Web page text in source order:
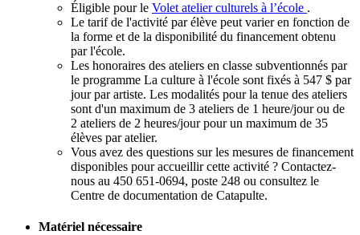
Éligible pour le Volet atelier culturels à l’école .
Le tarif de l'activité par élève peut varier en fonction de
la forme et de la disponibilité du financement obtenu
par l'école.
Les honoraires des ateliers en classe subventionnés par
le programme La culture à l'école sont fixés à 547 $ par
jour par artiste. Les modalités pour la tenue des ateliers
sont d'un maximum de 3 ateliers de 1 heure/jour ou de
2 ateliers de 2 heures/jour pour un maximum de 35
élèves par atelier.
Vous avez des questions sur les mesures de financement
disponibles pour accueillir cette activité ? Contactez-
nous au 450 651-0694, poste 248 ou consultez le
Centre de documentation de Catapulte.
Matériel nécessaire